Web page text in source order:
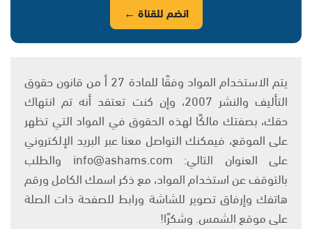
انضم للقناة ←
يتم الاستخدام المواد وفقًا للمادة 27 أ من قانون حقوق
التأليف والنشر 2007، وإن كنت تعتقد أنه تم انتهاك
حقك، بصفتك مالكًا لهذه الحقوق في المواد التي تظهر
على الموقع، فيمكنك التواصل معنا عبر البريد الإلكتروني
على العنوان التالي: info@ashams.com والطلب
بالتوقف عن استخدام المواد، مع ذكر اسمك الكامل ورقم
هاتفك وإرفاق تصوير للشاشة ورابط للصفحة ذات الصلة
على موقع الشمس. وشكرًا!